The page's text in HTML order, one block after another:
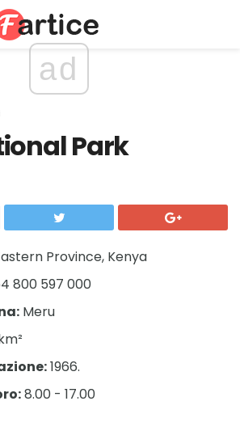
ad
Park
Province, Kenya
800 597 000
Meru
1966.
8.00 - 17.00